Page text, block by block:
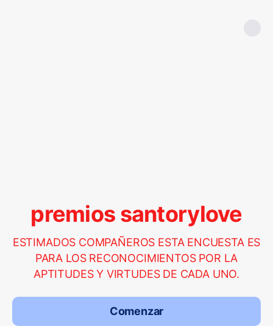
premios santorylove
ESTIMADOS COMPAÑEROS ESTA ENCUESTA ES
PARA LOS RECONOCIMIENTOS POR LA
APTITUDES Y VIRTUDES DE CADA UNO.
Comenzar